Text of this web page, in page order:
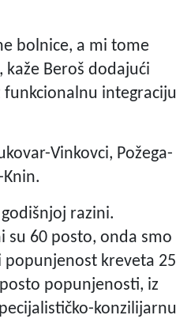
bolnice, a mi tome
Beroš dodajući
integraciju
Vinkovci, Požega-
razini.
su 60 posto, onda smo
kreveta 25
popunjenosti, iz
konzilijarnu